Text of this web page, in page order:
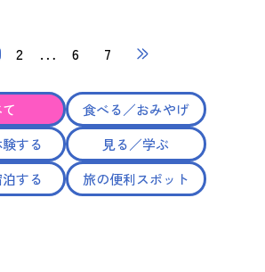
2 … 6 7
食べる／おみやげ
する
見る／学ぶ
する
旅の便利スポット